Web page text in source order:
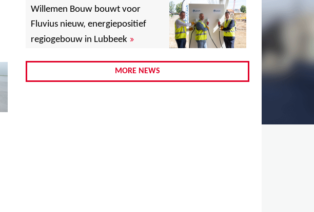
,
,
,
Willemen Bouw bouwt voor
Fluvius nieuw, energiepositief
regiogebouw in Lubbeek »
MORE NEWS